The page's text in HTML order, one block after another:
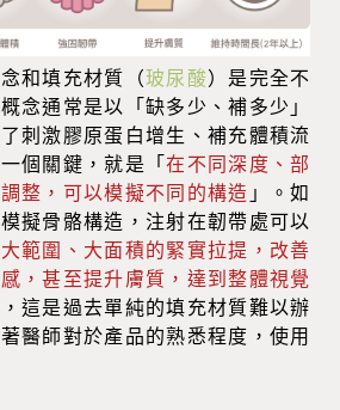
和填充材質（玻尿酸）是完全不
念通常是以「缺多少、補多少」
刺激膠原蛋白增生、補充體積流
個關鍵，就是 「在不同深度、部
整，可以模擬不同的構造 」。如
擬骨骼構造，注射在韌帶處可以
範圍、大面積的緊實拉提，改善
，甚至提升膚質，達到整體視覺
，這是過去單純的填充材質難以辦
醫師對於產品的熟悉程度，使用